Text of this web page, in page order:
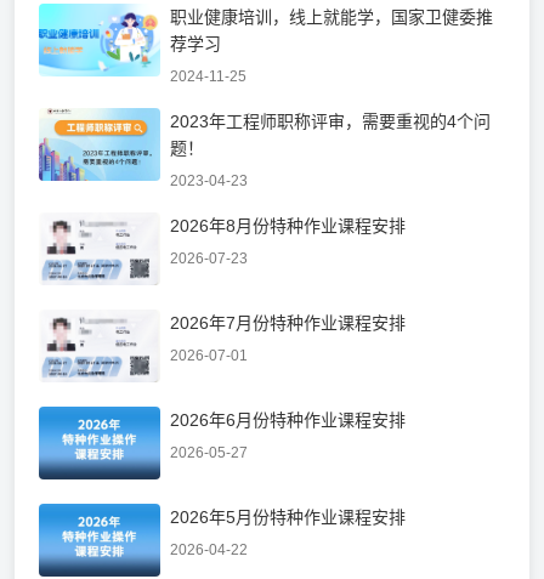
职业健康培训，线上就能学，国家卫健委推
荐学习
2024-11-25
2023年工程师职称评审，需要重视的4个问
题！
2023-04-23
2026年8月份特种作业课程安排
2026-07-23
2026年7月份特种作业课程安排
2026-07-01
2026年6月份特种作业课程安排
2026-05-27
2026年5月份特种作业课程安排
2026-04-22